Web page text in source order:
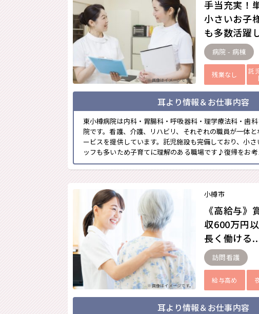
※画像はイメージです。
手当充実！
小さいお子
も多数活躍
病院 - 病棟
残業なし
託
耳より情報＆お仕事内容
東小樽病院は内科・胃腸科・呼吸器科・理学療法科・歯
院です。看護、介護、リハビリ、それぞれの職員が一体
ービスを提供しています。託児施設も完備しており、小
ッフも多いため子育てに理解のある職場です♪復帰をお
※画像はイメージです。
小樽市
《高給与
収600万円
長く働ける
訪問看護
給与高め
耳より情報＆お仕事内容